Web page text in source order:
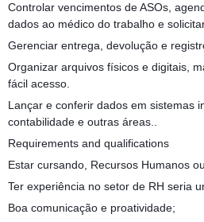
Controlar vencimentos de ASOs,
dados ao médico do trabalho e
Gerenciar entrega, devolução e
Organizar arquivos físicos e digitais,
fácil acesso.
Lançar e conferir dados em sistemas
contabilidade e outras áreas..
Requirements and qualifications
Estar cursando, Recursos Humanos
Ter experiência no setor de RH seria
Boa comunicação e proatividade;